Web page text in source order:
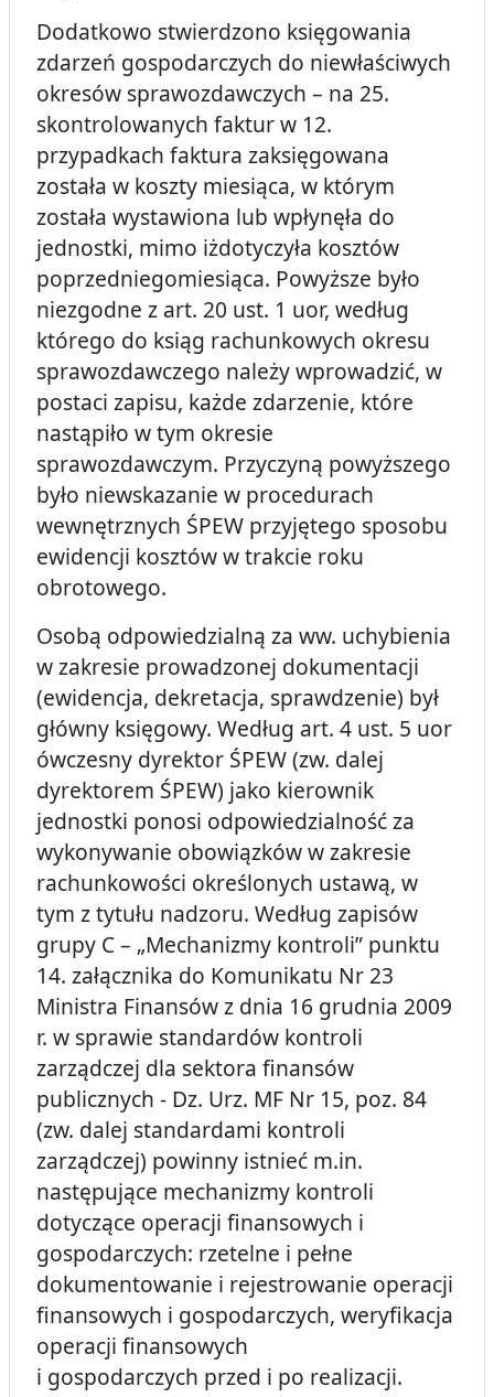
Dodatkowo stwierdzono księgowania
zdarzeń gospodarczych do niewłaściwych
okresów sprawozdawczych – na 25.
skontrolowanych faktur w 12.
przypadkach faktura zaksięgowana
została w koszty miesiąca, w którym
została wystawiona lub wpłynęła do
jednostki, mimo iżdotyczyła kosztów
poprzedniegomiesiąca. Powyższe było
niezgodne z art. 20 ust. 1 uor, według
którego do ksiąg rachunkowych okresu
sprawozdawczego należy wprowadzić, w
postaci zapisu, każde zdarzenie, które
nastąpiło w tym okresie
sprawozdawczym. Przyczyną powyższego
było niewskazanie w procedurach
wewnętrznych ŚPEW przyjętego sposobu
ewidencji kosztów w trakcie roku
obrotowego.
Osobą odpowiedzialną za ww. uchybienia
w zakresie prowadzonej dokumentacji
(ewidencja, dekretacja, sprawdzenie) był
główny księgowy. Według art. 4 ust. 5 uor
ówczesny dyrektor ŚPEW (zw. dalej
dyrektorem ŚPEW) jako kierownik
jednostki ponosi odpowiedzialność za
wykonywanie obowiązków w zakresie
rachunkowości określonych ustawą, w
tym z tytułu nadzoru. Według zapisów
grupy C – „Mechanizmy kontroli” punktu
14. załącznika do Komunikatu Nr 23
Ministra Finansów z dnia 16 grudnia 2009
r. w sprawie standardów kontroli
zarządczej dla sektora finansów
publicznych - Dz. Urz. MF Nr 15, poz. 84
(zw. dalej standardami kontroli
zarządczej) powinny istnieć m.in.
następujące mechanizmy kontroli
dotyczące operacji finansowych i
gospodarczych: rzetelne i pełne
dokumentowanie i rejestrowanie operacji
finansowych i gospodarczych, weryfikacja
operacji finansowych
i gospodarczych przed i po realizacji.